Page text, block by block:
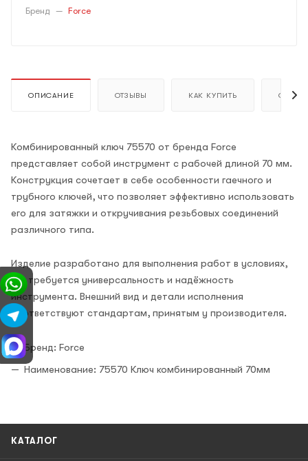
Бренд — Force
ОПИСАНИЕ ОТЗЫВЫ КАК КУПИТЬ ОПЛАТА
Комбинированный ключ 75570 от бренда Force
представляет собой инструмент с рабочей длиной 70 мм.
Конструкция сочетает в себе особенности гаечного и
трубного ключей, что позволяет эффективно использовать
его для затяжки и откручивания резьбовых соединений
различного типа.
Изделие разработано для выполнения работ в условиях,
где требуется универсальность и надёжность
инструмента. Внешний вид и детали исполнения
соответствуют стандартам, принятым у производителя.
Бренд: Force
Наименование: 75570 Ключ комбинированный 70мм
КАТАЛОГ